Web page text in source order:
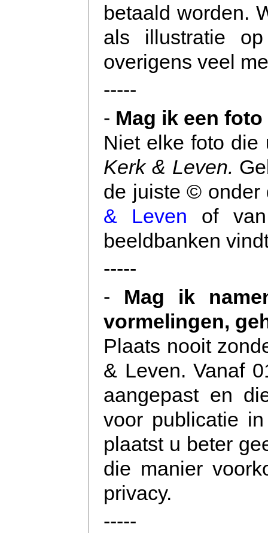
betaald worden.
als illustratie
overigens veel
-----
- Mag ik een
Niet elke foto die
Kerk & Leven.
de juiste © onder
& Leven of
beeldbanken
-----
- Mag ik
vormelingen,
Plaats nooit
& Leven. Vanaf
aangepast en
voor publicatie
plaatst u beter
die manier
privacy.
-----